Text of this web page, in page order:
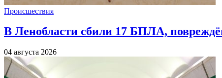
Происшествия
В Ленобласти сбили 17 БПЛА,
04 августа 2026